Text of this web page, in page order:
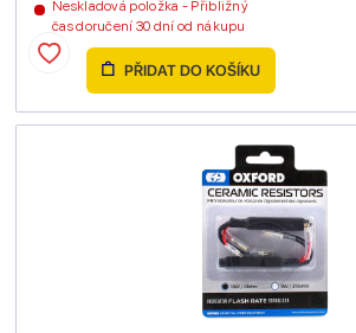
Neskladová položka - Přibližný
čas doručení 30 dní od nákupu
PŘIDAT DO KOŠÍKU